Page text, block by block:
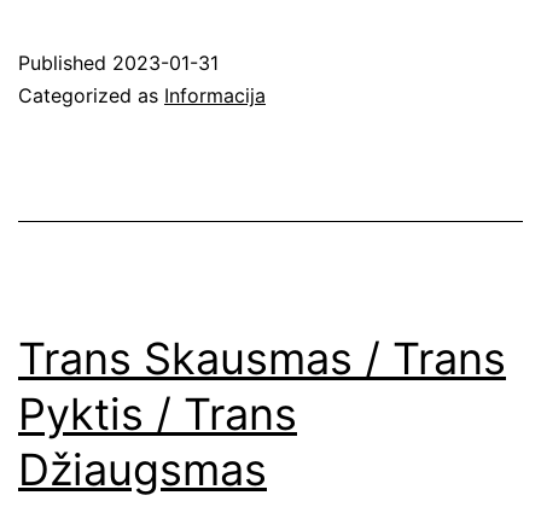
Published 2023-01-31
Categorized as Informacija
Trans Skausmas / Trans
Pyktis / Trans
Džiaugsmas